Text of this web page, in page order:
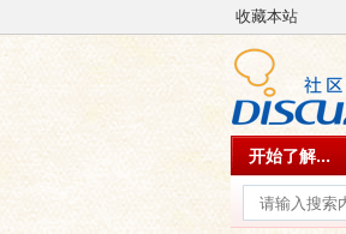
收藏本站
开始了解...